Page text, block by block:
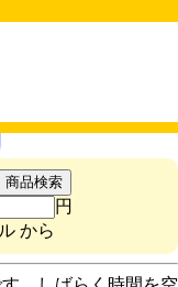
円
から